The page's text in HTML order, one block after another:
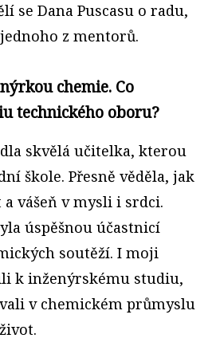
se Dana Puscasu o radu,
z mentorů.
chemie. Co
technického oboru?
skvělá učitelka, kterou
škole. Přesně věděla, jak
vášeň v mysli i srdci.
úspěšnou účastnicí
soutěží. I moji
k inženýrskému studiu,
v chemickém průmyslu